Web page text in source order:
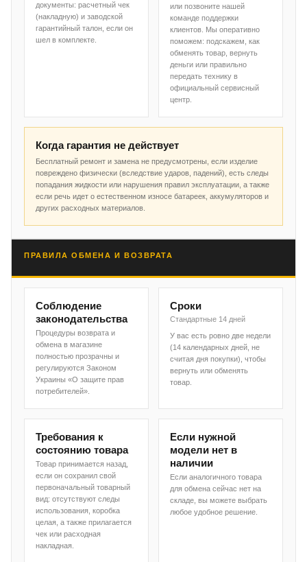
документы: расчетный чек
(накладную) и заводской
гарантийный талон, если он
шел в комплекте.
или позвоните нашей
команде поддержки
клиентов. Мы оперативно
поможем: подскажем, как
обменять товар, вернуть
деньги или правильно
передать технику в
официальный сервисный
центр.
Когда гарантия не действует
Бесплатный ремонт и замена не предусмотрены, если изделие
повреждено физически (вследствие ударов, падений), есть следы
попадания жидкости или нарушения правил эксплуатации, а также
если речь идет о естественном износе батареек, аккумуляторов и
других расходных материалов.
ПРАВИЛА ОБМЕНА И ВОЗВРАТА
Соблюдение
законодательства
Процедуры возврата и
обмена в магазине
полностью прозрачны и
регулируются Законом
Украины «О защите прав
потребителей».
Сроки
Стандартные 14 дней
У вас есть ровно две недели
(14 календарных дней, не
считая дня покупки), чтобы
вернуть или обменять
товар.
Требования к
состоянию товара
Товар принимается назад,
если он сохранил свой
первоначальный товарный
вид: отсутствуют следы
использования, коробка
целая, а также прилагается
чек или расходная
накладная.
Если нужной
модели нет в
наличии
Если аналогичного товара
для обмена сейчас нет на
складе, вы можете выбрать
любое удобное решение.